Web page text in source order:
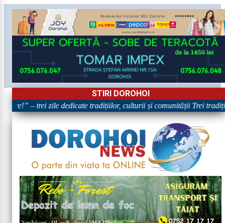
STIRI DOROHOI
– trei zile dedicate tradițiilor, culturii și comunității Trei